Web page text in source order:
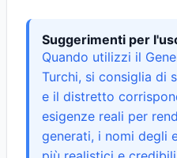
Suggerimenti per
Quando utilizzi il
Turchi, si consiglia di
e il distretto
esigenze reali per
generati, i nomi degli